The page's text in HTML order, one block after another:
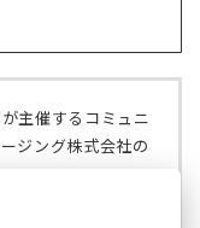
主催するコミュニ
ジング株式会社の